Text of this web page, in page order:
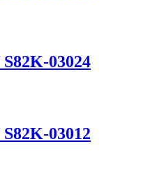
03024
03012